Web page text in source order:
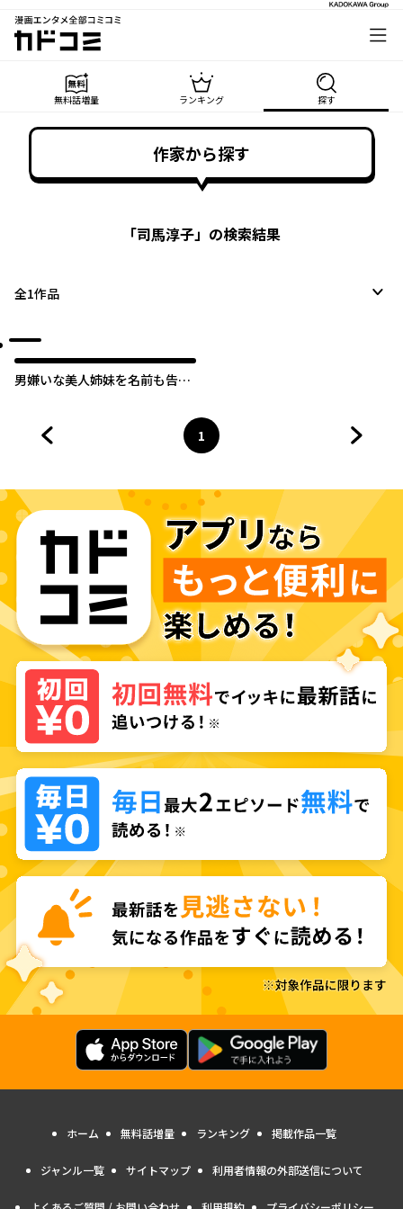
漫画エンタメ全部コミコミ
カドコミ
無料話増量 ランキング 探す
作家から探す
「司馬淳子」の検索結果
全1作品
男嫌いな美人姉妹を名前も告げ
ページ
1
へ
ホーム 無料話増量 ランキング 掲載作品一覧
ジャンル一覧 サイトマップ 利用者情報の外部送信について